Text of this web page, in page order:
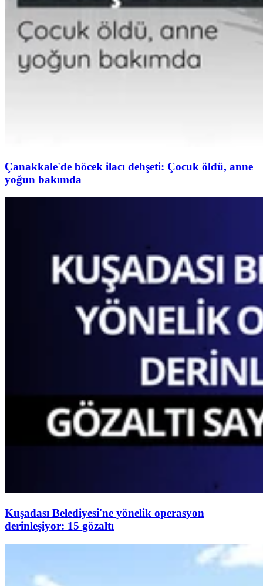
Çanakkale'de böcek ilacı dehşeti: Çocuk öldü, anne
yoğun bakımda
Kuşadası Belediyesi'ne yönelik operasyon
derinleşiyor: 15 gözaltı